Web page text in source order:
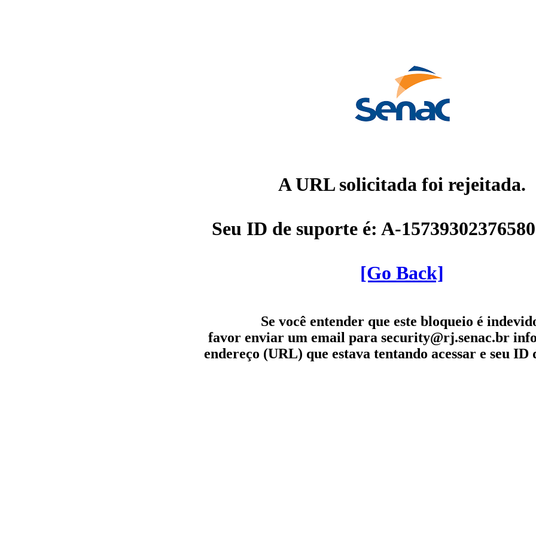
A URL solicitada foi rejeitada.
Seu ID de suporte é: A-
[Go Back]
Se você entender que este bloqueio é
favor enviar um email para security@rj.senac.br
endereço (URL) que estava tentando acessar e seu ID